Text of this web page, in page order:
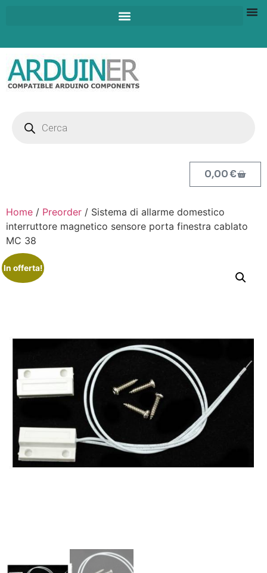
0,00€
Home / Preorder / Sistema di allarme domestico
interruttore magnetico sensore porta finestra cablato
MC 38
In offerta!